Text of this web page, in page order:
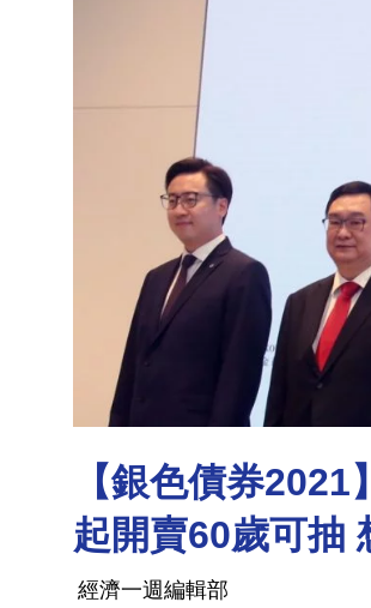
【銀色債券
起開賣60歲可抽
經濟一週編輯部